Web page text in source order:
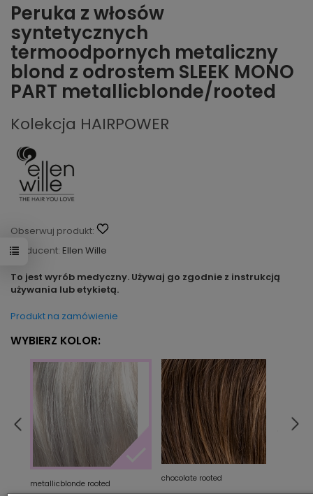
Peruka z włosów
syntetycznych
termoodpornych metaliczny
blond z odrostem SLEEK MONO
PART metallicblonde/rooted
Kolekcja HAIRPOWER
Obserwuj produkt:
Producent: Ellen Wille
To jest wyrób medyczny. Używaj go zgodnie z instrukcją
używania lub etykietą.
Produkt na zamówienie
WYBIERZ KOLOR:
metallicblonde rooted
chocolate rooted